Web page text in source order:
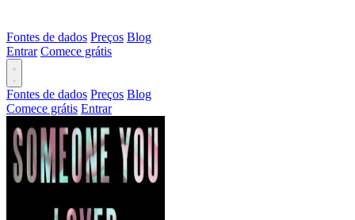
Fontes de dados Preços Blog
Entrar Comece grátis
Fontes de dados Preços Blog
Comece grátis Entrar